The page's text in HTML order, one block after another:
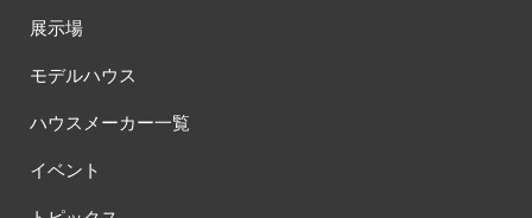
展示場
モデルハウス
ハウスメーカー一覧
イベント